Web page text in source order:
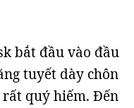
bắt đầu vào đầu
tuyết dày chôn
quý hiếm. Đến